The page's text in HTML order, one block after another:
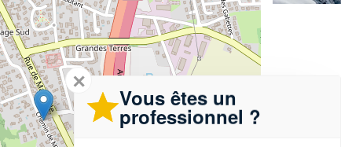
✕
Vous êtes un
professionnel ?